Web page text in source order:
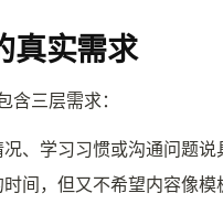
真实需求
含三层需求：
、学习习惯或沟通问题说
间，但又不希望内容像模